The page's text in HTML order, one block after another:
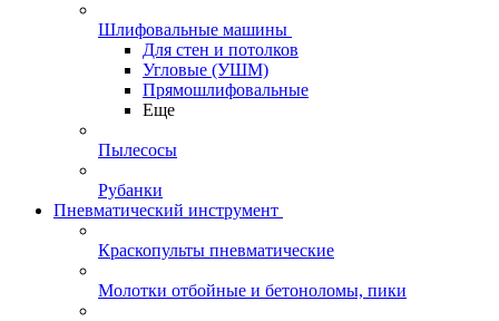
Шлифовальные машины
Для стен и потолков
Угловые (УШМ)
Прямошлифовальные
Еще
Пылесосы
Рубанки
Пневматический инструмент
Краскопульты пневматические
Молотки отбойные и бетоноломы, пики